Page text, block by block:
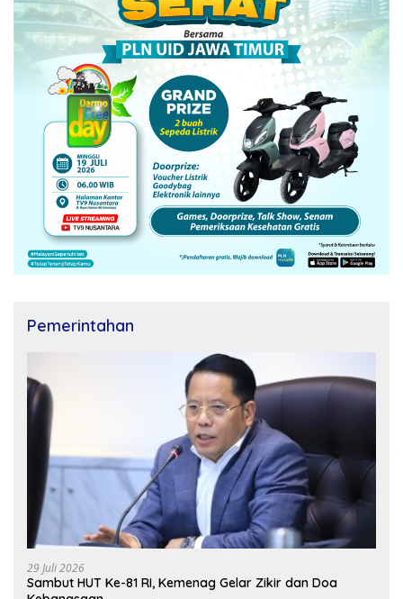
Pemerintahan
29 Juli 2026
Sambut HUT Ke-81 RI, Kemenag Gelar Zikir dan Doa